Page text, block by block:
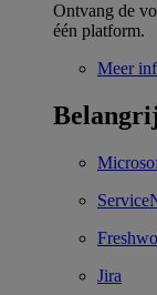
Ontvang de
één platform.
Meer
Jira